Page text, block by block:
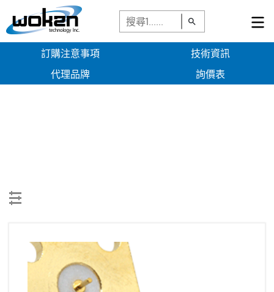
How to select an RF connector
RF Connector Overview
Military Connector Specifications
12.4GHz SMA(F)180°,G,4Hole Flange Connector(Pin:0.5mm)">
訂購注意事項
技術資訊
代理品牌
詢價表